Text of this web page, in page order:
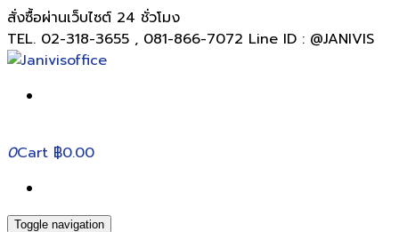
สั่งซื้อผ่านเว็บไซต์ 24 ชั่วโมง
TEL. 02-318-3655 , 081-866-7072 Line ID : @JANIVIS
0Cart ฿0.00
Toggle navigation